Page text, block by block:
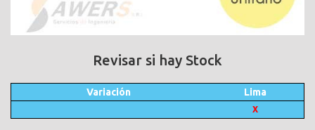
Revisar si hay Stock
Variación Lima
X